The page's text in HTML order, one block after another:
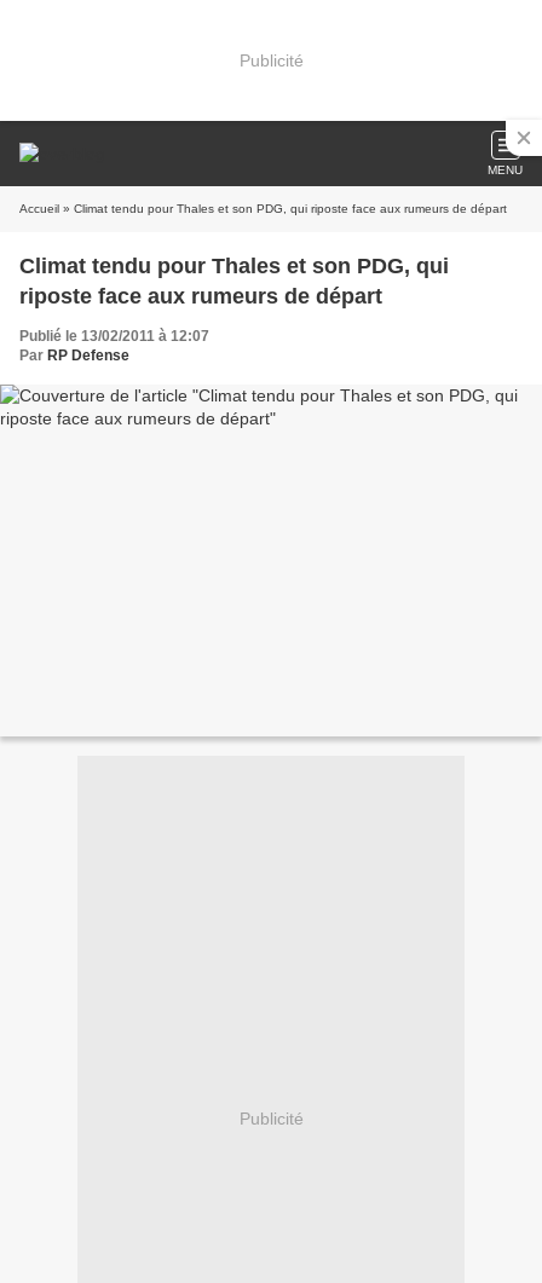
Publicité
MENU
Accueil » Climat tendu pour Thales et son PDG, qui riposte face aux rumeurs de départ
Climat tendu pour Thales et son PDG, qui
riposte face aux rumeurs de départ
Publié le 13/02/2011 à 12:07
Par RP Defense
Publicité